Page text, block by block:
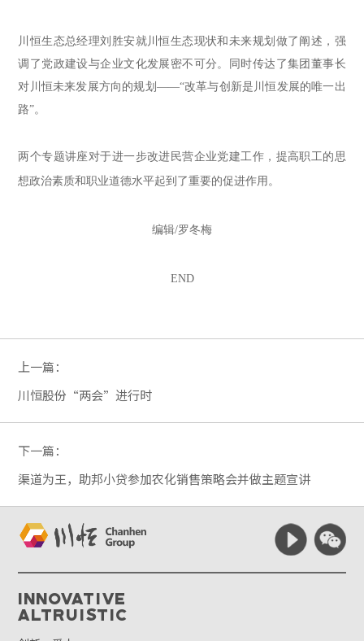
川恒生态总经理刘胜安就川恒生态现状和未来规划 做了阐述 ，强
调了党政建设与企业文化发展密不可分。
同时传达了集团董事长
对川恒未来发展方向 的规划 ——“改革与创新是川恒发展的唯一出
路”。
两个专题讲座对于进一步改进民营企业党建工作，提高职工的思
想政治素质和职业道德水平起到了重要的促进作用。
编辑/罗冬梅
END
上一篇：
川恒股份“两会”进行时
下一篇：
渠道为王，助邦小贷参加农化销售策略会并做主题宣讲
Innovative
Altruistic